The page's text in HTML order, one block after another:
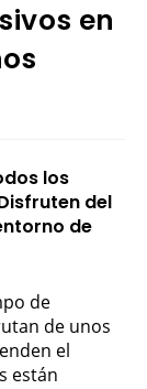
en
los
del
de
de
de unos
el
están